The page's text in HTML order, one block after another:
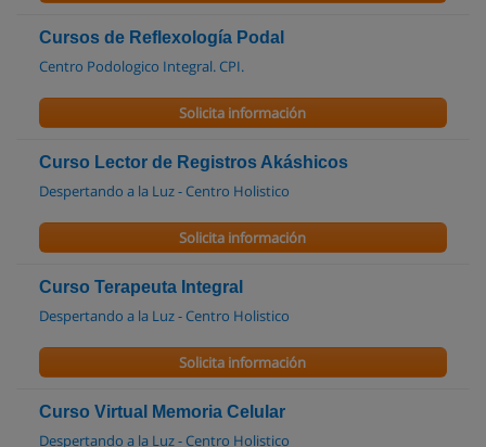
Cursos de Reflexología Podal
Centro Podologico Integral. CPI.
Solicita información
Curso Lector de Registros Akáshicos
Despertando a la Luz - Centro Holistico
Solicita información
Curso Terapeuta Integral
Despertando a la Luz - Centro Holistico
Solicita información
Curso Virtual Memoria Celular
Despertando a la Luz - Centro Holistico